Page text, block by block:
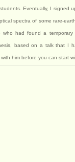
Eventually, I signed
spectra of some rare-
had found a
based on a talk that I
him before you can start